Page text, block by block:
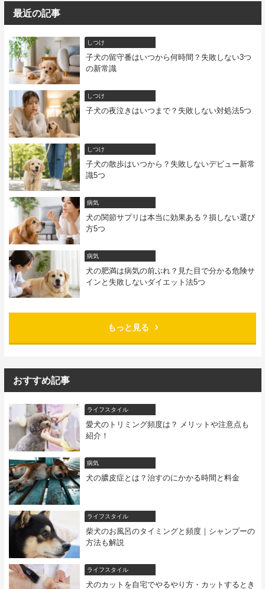
最近の記事
しつけ
子犬の留守番はいつから何時間？失敗しない3つ
の新常識
しつけ
子犬の夜泣きはいつまで？失敗しない対処法5つ
しつけ
子犬の散歩はいつから？失敗しないデビュー新常
識5つ
病気
犬の関節サプリは本当に効果ある？損しない選び
方5つ
病気
犬の肥満は病気の前ぶれ？見た目で分かる危険サ
インと失敗しないダイエット法5つ
もっと見る
おすすめ記事
ライフスタイル
愛犬のトリミング頻度は？ メリットや注意点も
紹介！
病気
犬の膿皮症とは？治すのにかかる時間と料金
ライフスタイル
柴犬のお風呂のタイミングと頻度｜シャンプーの
方法も解説
ライフスタイル
犬のカットを自宅でやるやり方・カットするとき